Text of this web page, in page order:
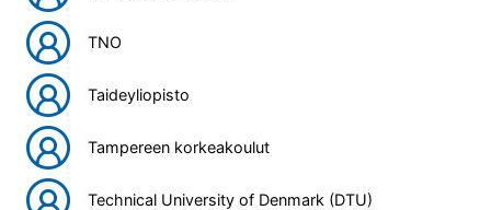
TNO
Taideyliopisto
Tampereen korkeakoulut
Technical University of Denmark (DTU)